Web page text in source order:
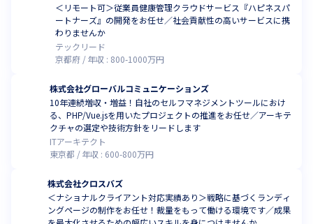
＜リモート可＞従業員健康管理クラウドサービス『ハピネスパ
ートナーズ』の開発をお任せ／社会貢献性の高いサービスに携
わりませんか
テックリード
京都府
年収 : 800-1000万円
株式会社グローバルコミュニケーションズ
10年連続増収・増益！自社のセルフマネジメントツールにおけ
る、PHP/Vue.jsを用いたプロジェクトの推進をお任せ／アーキテ
クチャの選定や技術方針をリードします
ITアーキテクト
東京都
年収 : 600-800万円
株式会社クロスバズ
＜ナショナルクライアント対応実績あり＞戦略に基づくランディ
ングページの制作をお任せ！裁量をもって働ける環境です／成果